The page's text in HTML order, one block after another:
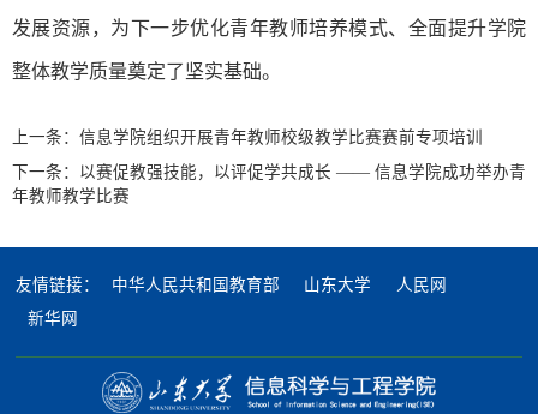
发展资源，为下一步优化青年教师培养模式、全面提升学院
整体教学质量奠定了坚实基础。
上一条： 信息学院组织开展青年教师校级教学比赛赛前专项培训
下一条： 以赛促教强技能，以评促学共成长 —— 信息学院成功举办青
年教师教学比赛
友情链接： 中华人民共和国教育部 山东大学
人民网
新华网